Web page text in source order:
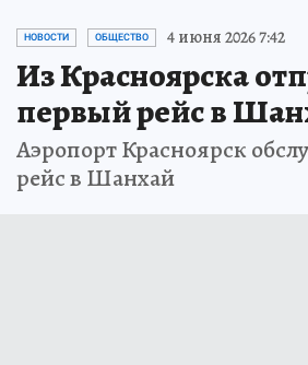
НОВОСТИ ОБЩЕСТВО 4 июня 2026 7:42
Из Красноярска
первый рейс в
Аэропорт Красноярск
рейс в Шанхай